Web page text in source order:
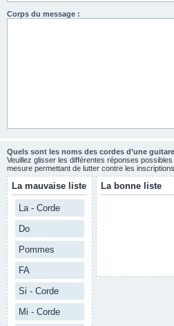
Corps du message :
Quels sont les noms des cordes d’une guitare
Veuillez glisser les différentes réponses
mesure permettant de lutter contre les
La mauvaise liste
La - Corde
Do
Pommes
FA
Si - Corde
Mi - Corde
La bonne liste